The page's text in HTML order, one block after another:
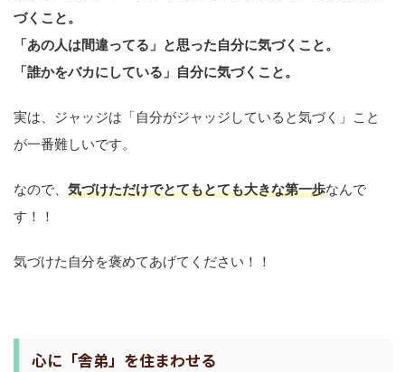
づくこと。
「あの人は間違ってる」と思った自分に気づくこと。
「誰かをバカにしている」自分に気づくこと。
実は、ジャッジは「自分がジャッジしていると気づく」こと
が一番難しいです。
なので、 気づけただけでとてもとても大きな第一歩なんで
す！！
気づけた自分を褒めてあげてください！！
心に「舎弟」を住まわせる